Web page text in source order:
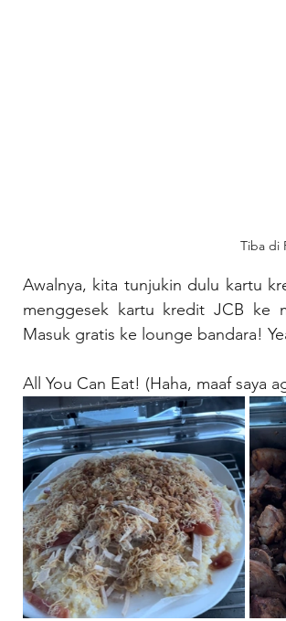
Tiba di
Awalnya, kita tunjukin dulu kartu
menggesek kartu kredit JCB ke
Masuk gratis ke lounge bandara!
All You Can Eat! (Haha, maaf saya